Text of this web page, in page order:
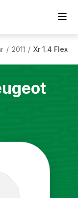
/ 2011 / Xr 1.4 Flex